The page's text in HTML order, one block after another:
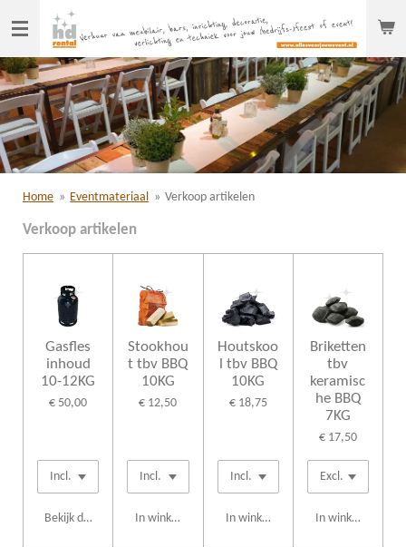
Ga
direct
naar
de
hoofdinhoud
Home » Eventmateriaal » Verkoop artikelen
Verkoop artikelen
Gasfles
inhoud
10-12KG
€ 50,00
Bekijk details
Stookhou
t tbv BBQ
10KG
€ 12,50
In winkelwagen
Houtskoo
l tbv BBQ
10KG
€ 18,75
In winkelwagen
Briketten
tbv
keramisc
he BBQ
7KG
€ 17,50
In winkelwagen